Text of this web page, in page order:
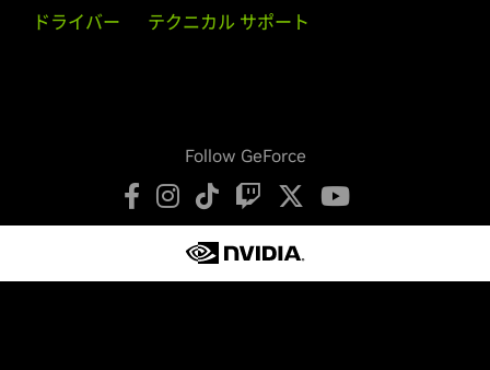
ドライバー テクニカル サポート
Follow GeForce